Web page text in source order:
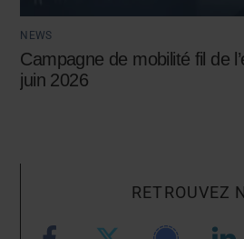
NEWS
Campagne de mobilité fil de
juin 2026
RETROUVEZ